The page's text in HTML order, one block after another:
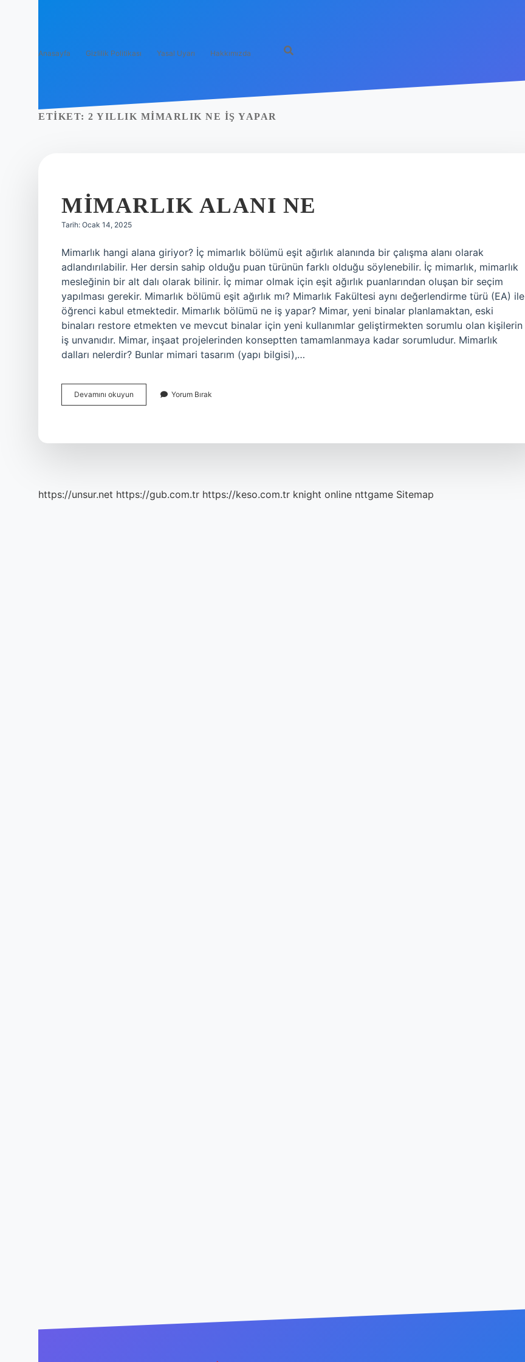
Anasayfa Gizlilik Politikası Yasal Uyarı Hakkımızda
ETIKET: 2 YILLIK MIMARLIK NE IŞ YAPAR
MIMARLIK ALANI NE
Tarih: Ocak 14, 2025
Mimarlık hangi alana giriyor? İç mimarlık bölümü eşit ağırlık alanında bir çalışma alanı olarak
adlandırılabilir. Her dersin sahip olduğu puan türünün farklı olduğu söylenebilir. İç mimarlık, mimarlık
mesleğinin bir alt dalı olarak bilinir. İç mimar olmak için eşit ağırlık puanlarından oluşan bir seçim
yapılması gerekir. Mimarlık bölümü eşit ağırlık mı? Mimarlık Fakültesi aynı değerlendirme türü (EA) ile
öğrenci kabul etmektedir. Mimarlık bölümü ne iş yapar? Mimar, yeni binalar planlamaktan, eski
binaları restore etmekten ve mevcut binalar için yeni kullanımlar geliştirmekten sorumlu olan kişilerin
iş unvanıdır. Mimar, inşaat projelerinden konseptten tamamlanmaya kadar sorumludur. Mimarlık
dalları nelerdir? Bunlar mimari tasarım (yapı bilgisi),…
Devamını okuyun Mimarlık
Alanı
Yorum Bırak
https://unsur.net https://gub.com.tr https://keso.com.tr knight online nttgame Sitemap